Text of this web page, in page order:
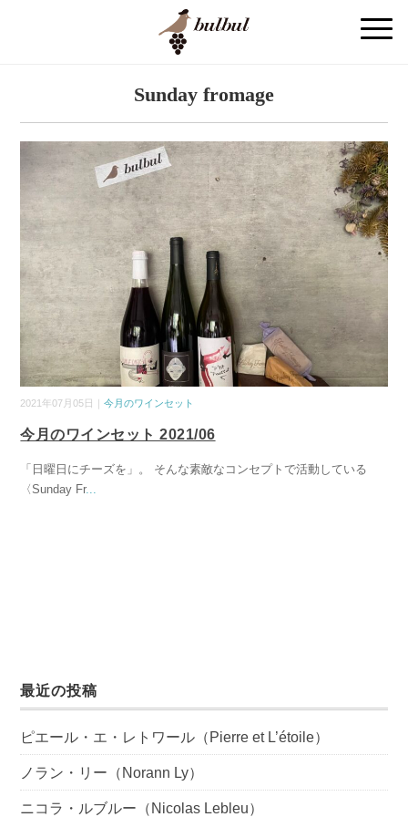
Sunday fromage
2021年07月05日｜今月のワインセット
今月のワインセット 2021/06
「日曜日にチーズを」。 そんな素敵なコンセプトで活動している
〈Sunday Fr...
最近の投稿
ピエール・エ・レトワール（Pierre et L’étoile）
ノラン・リー（Norann Ly）
ニコラ・ルブルー（Nicolas Lebleu）